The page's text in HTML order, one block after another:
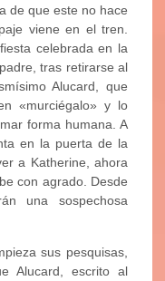
de que este no hace
viene en el tren.
celebrada en la
tras retirarse al
Alucard, que
«murciégalo» y lo
forma humana. A
en la puerta de la
a Katherine, ahora
con agrado. Desde
una sospechosa
sus pesquisas,
Alucard, escrito al